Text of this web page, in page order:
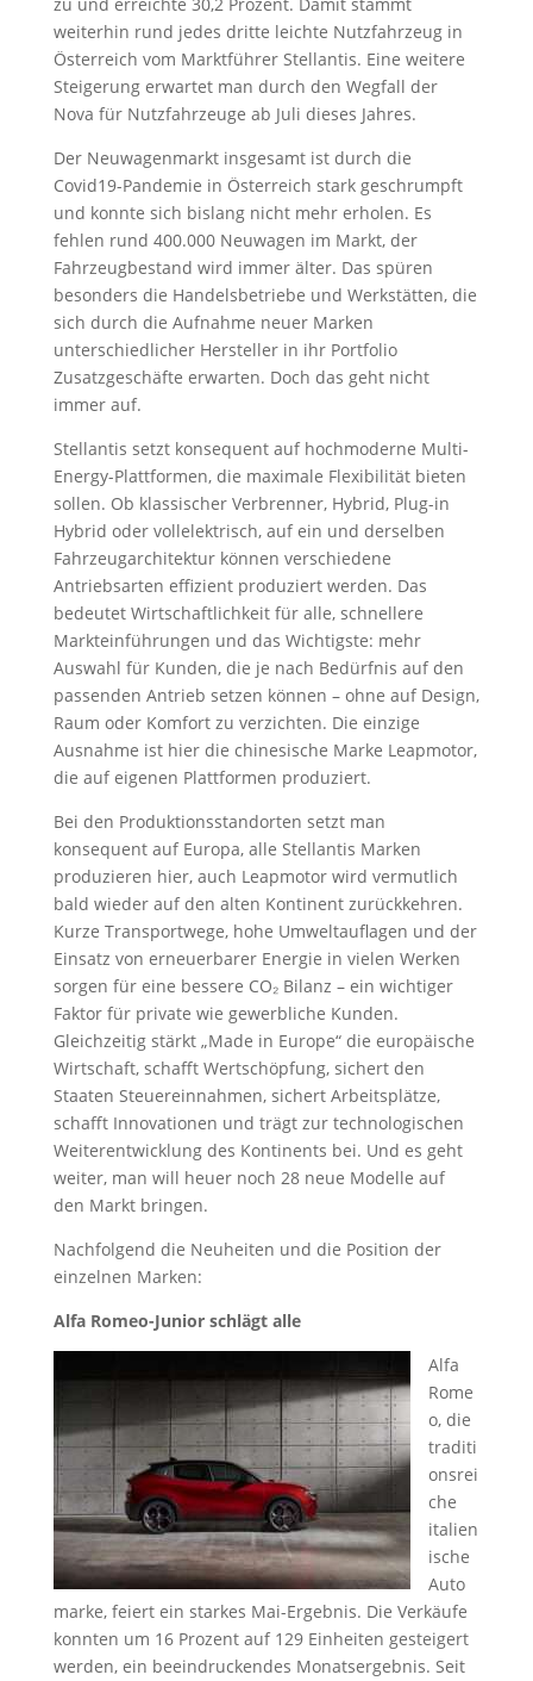
zu und erreichte 30,2 Prozent. Damit stammt
weiterhin rund jedes dritte leichte Nutzfahrzeug in
Österreich vom Marktführer Stellantis. Eine weitere
Steigerung erwartet man durch den Wegfall der
Nova für Nutzfahrzeuge ab Juli dieses Jahres.
Der Neuwagenmarkt insgesamt ist durch die
Covid19-Pandemie in Österreich stark geschrumpft
und konnte sich bislang nicht mehr erholen. Es
fehlen rund 400.000 Neuwagen im Markt, der
Fahrzeugbestand wird immer älter. Das spüren
besonders die Handelsbetriebe und Werkstätten, die
sich durch die Aufnahme neuer Marken
unterschiedlicher Hersteller in ihr Portfolio
Zusatzgeschäfte erwarten. Doch das geht nicht
immer auf.
Stellantis setzt konsequent auf hochmoderne Multi-
Energy-Plattformen, die maximale Flexibilität bieten
sollen. Ob klassischer Verbrenner, Hybrid, Plug-in
Hybrid oder vollelektrisch, auf ein und derselben
Fahrzeugarchitektur können verschiedene
Antriebsarten effizient produziert werden. Das
bedeutet Wirtschaftlichkeit für alle, schnellere
Markteinführungen und das Wichtigste: mehr
Auswahl für Kunden, die je nach Bedürfnis auf den
passenden Antrieb setzen können – ohne auf Design,
Raum oder Komfort zu verzichten. Die einzige
Ausnahme ist hier die chinesische Marke Leapmotor,
die auf eigenen Plattformen produziert.
Bei den Produktionsstandorten setzt man
konsequent auf Europa, alle Stellantis Marken
produzieren hier, auch Leapmotor wird vermutlich
bald wieder auf den alten Kontinent zurückkehren.
Kurze Transportwege, hohe Umweltauflagen und der
Einsatz von erneuerbarer Energie in vielen Werken
sorgen für eine bessere CO₂ Bilanz – ein wichtiger
Faktor für private wie gewerbliche Kunden.
Gleichzeitig stärkt „Made in Europe“ die europäische
Wirtschaft, schafft Wertschöpfung, sichert den
Staaten Steuereinnahmen, sichert Arbeitsplätze,
schafft Innovationen und trägt zur technologischen
Weiterentwicklung des Kontinents bei. Und es geht
weiter, man will heuer noch 28 neue Modelle auf
den Markt bringen.
Nachfolgend die Neuheiten und die Position der
einzelnen Marken:
Alfa Romeo-Junior schlägt alle
Alfa
Rome
o, die
traditi
onsrei
che
italien
ische
Auto
marke, feiert ein starkes Mai-Ergebnis. Die Verkäufe
konnten um 16 Prozent auf 129 Einheiten gesteigert
werden, ein beeindruckendes Monatsergebnis. Seit